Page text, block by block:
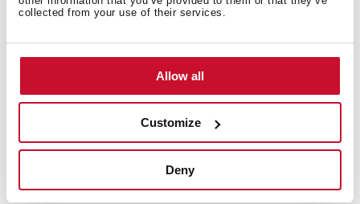
collected from your use of their services.
Allow all
Customize
Deny
También te puede interesar
Instrucciones de instalación
Guía de mantenimiento y limpieza